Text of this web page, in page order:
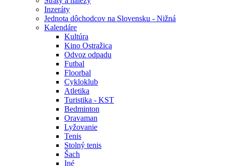
Inzeráty
Jednota dôchodcov na Slovensku - Nižná
Kalendáre
Kultúra
Kino Ostražica
Odvoz odpadu
Futbal
Floorbal
Cykloklub
Atletika
Turistika - KST
Bedminton
Oravaman
Lyžovanie
Tenis
Stolný tenis
Šach
Iné